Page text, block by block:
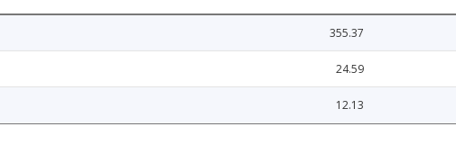
355.37
24.59
12.13